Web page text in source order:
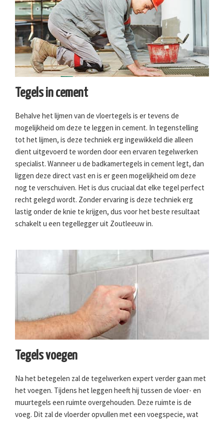
Tegels in cement
Behalve het lijmen van de vloertegels is er tevens de
mogelijkheid om deze te leggen in cement. In tegenstelling
tot het lijmen, is deze techniek erg ingewikkeld die alleen
dient uitgevoerd te worden door een ervaren tegelwerken
specialist. Wanneer u de badkamertegels in cement legt, dan
liggen deze direct vast en is er geen mogelijkheid om deze
nog te verschuiven. Het is dus cruciaal dat elke tegel perfect
recht gelegd wordt. Zonder ervaring is deze techniek erg
lastig onder de knie te krijgen, dus voor het beste resultaat
schakelt u een tegellegger uit Zoutleeuw in.
Tegels voegen
Na het betegelen zal de tegelwerken expert verder gaan met
het voegen. Tijdens het leggen heeft hij tussen de vloer- en
muurtegels een ruimte overgehouden. Deze ruimte is de
voeg. Dit zal de vloerder opvullen met een voegspecie, wat